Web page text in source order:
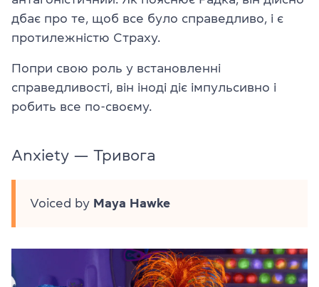
дбає про те, щоб все було справедливо, і є
протилежністю Страху.
Попри свою роль у встановленні
справедливості, він іноді діє імпульсивно і
робить все по-своєму.
Anxiety — Тривога
Voiced by Maya Hawke